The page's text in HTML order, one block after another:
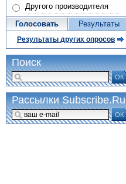
Другого производителя
Голосовать Результаты
Результаты других опросов
Поиск
ОК
Рассылки Subscribe.Ru
ОК